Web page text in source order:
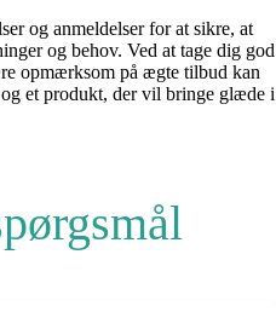
og anmeldelser for at sikre, at
og behov. Ved at tage dig god
opmærksom på ægte tilbud kan
et produkt, der vil bringe glæde i